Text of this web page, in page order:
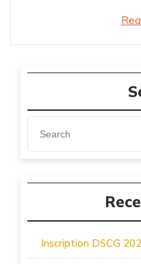
Inscription DSCG